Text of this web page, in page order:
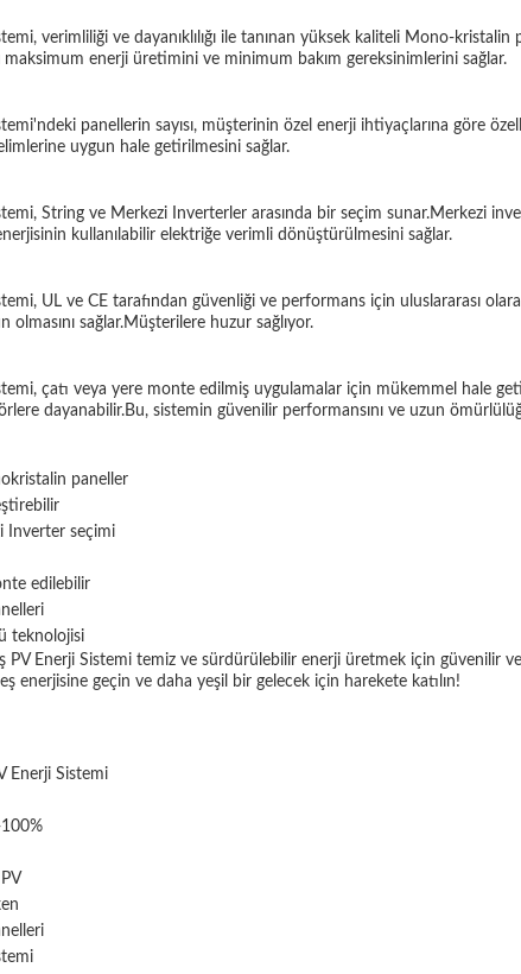
verimliliği ve dayanıklılığı ile tanınan yüksek kaliteli Mono-
maksimum enerji üretimini ve minimum bakım gereksinimlerini sağlar.
panellerin sayısı, müşterinin özel enerji ihtiyaçlarına göre
uygun hale getirilmesini sağlar.
String ve Merkezi Inverterler arasında bir seçim sunar.Merkezi
kullanılabilir elektriğe verimli dönüştürülmesini sağlar.
UL ve CE tarafından güvenliği ve performans için uluslararası
olmasını sağlar.Müşterilere huzur sağlıyor.
çatı veya yere monte edilmiş uygulamalar için mükemmel hale
dayanabilir.Bu, sistemin güvenilir performansını ve uzun
paneller
Inverter seçimi
edilebilir
teknolojisi
PV Enerji Sistemi temiz ve sürdürülebilir enerji üretmek için güvenilir
enerjisine geçin ve daha yeşil bir gelecek için harekete katılın!
Enerji Sistemi